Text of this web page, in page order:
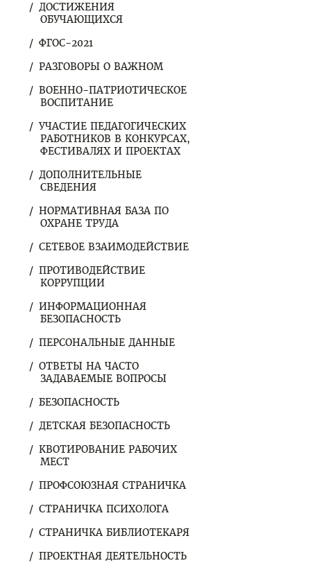
ДОСТИЖЕНИЯ
ОБУЧАЮЩИХСЯ
ФГОС-2021
РАЗГОВОРЫ О ВАЖНОМ
ВОЕННО-ПАТРИОТИЧЕСКОЕ
ВОСПИТАНИЕ
УЧАСТИЕ ПЕДАГОГИЧЕСКИХ
РАБОТНИКОВ В КОНКУРСАХ,
ФЕСТИВАЛЯХ И ПРОЕКТАХ
ДОПОЛНИТЕЛЬНЫЕ
СВЕДЕНИЯ
НОРМАТИВНАЯ БАЗА ПО
ОХРАНЕ ТРУДА
СЕТЕВОЕ ВЗАИМОДЕЙСТВИЕ
ПРОТИВОДЕЙСТВИЕ
КОРРУПЦИИ
ИНФОРМАЦИОННАЯ
БЕЗОПАСНОСТЬ
ПЕРСОНАЛЬНЫЕ ДАННЫЕ
ОТВЕТЫ НА ЧАСТО
ЗАДАВАЕМЫЕ ВОПРОСЫ
БЕЗОПАСНОСТЬ
ДЕТСКАЯ БЕЗОПАСНОСТЬ
КВОТИРОВАНИЕ РАБОЧИХ
МЕСТ
ПРОФСОЮЗНАЯ СТРАНИЧКА
СТРАНИЧКА ПСИХОЛОГА
СТРАНИЧКА БИБЛИОТЕКАРЯ
ПРОЕКТНАЯ ДЕЯТЕЛЬНОСТЬ